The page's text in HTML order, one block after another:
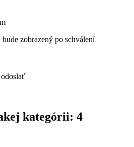
zobrazený po schválení
odoslať
kategórii: 4